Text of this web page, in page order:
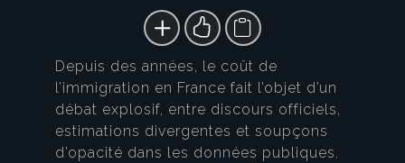
Depuis des années, le coût de
l’immigration en France fait l’objet d’un
débat explosif, entre discours officiels,
estimations divergentes et soupçons
d’opacité dans les données publiques.